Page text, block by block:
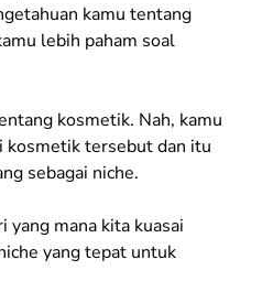
kamu tentang
lebih paham soal
kosmetik. Nah, kamu
kosmetik tersebut dan itu
sebagai niche.
yang mana kita kuasai
yang tepat untuk